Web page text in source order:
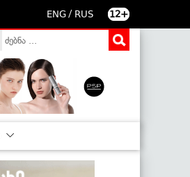
ENG / RUS 12+